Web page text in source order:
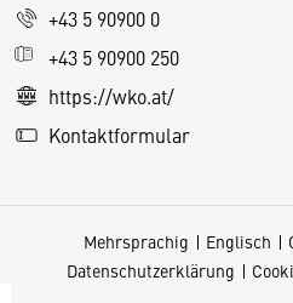
+43 5 90900 0
+43 5 90900 250
https://wko.at/
Kontaktformular
Mehrsprachig Englisch
Datenschutzerklärung
s
e
S
e